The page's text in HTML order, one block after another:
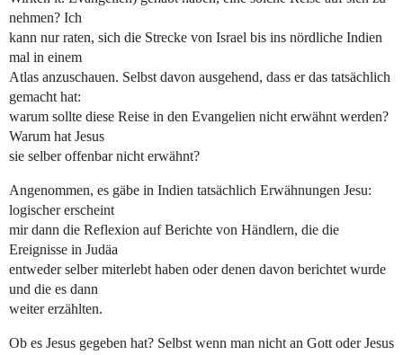
nehmen? Ich
kann nur raten, sich die Strecke von Israel bis ins nördliche Indien
mal in einem
Atlas anzuschauen. Selbst davon ausgehend, dass er das tatsächlich
gemacht hat:
warum sollte diese Reise in den Evangelien nicht erwähnt werden?
Warum hat Jesus
sie selber offenbar nicht erwähnt?
Angenommen, es gäbe in Indien tatsächlich Erwähnungen Jesu:
logischer erscheint
mir dann die Reflexion auf Berichte von Händlern, die die
Ereignisse in Judäa
entweder selber miterlebt haben oder denen davon berichtet wurde
und die es dann
weiter erzählten.
Ob es Jesus gegeben hat? Selbst wenn man nicht an Gott oder Jesus